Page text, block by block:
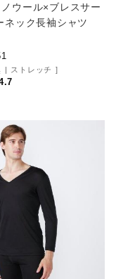
ウール×ブレスサー
ネック長袖シャツ
ストレッチ